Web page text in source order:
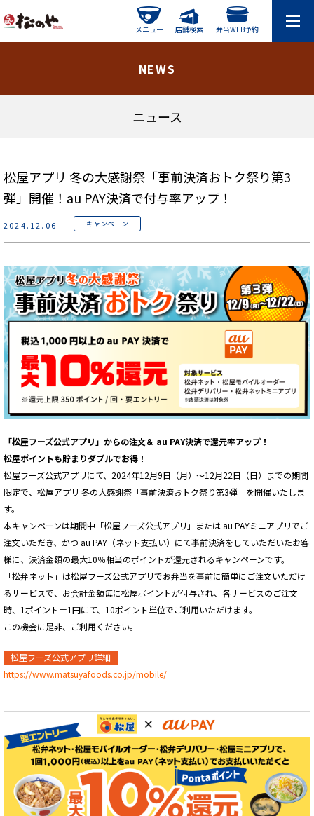
弁当WEB予約
店舗検索
メニュー
NEWS
ニュース
2024.12.06 キャンペーン
松屋アプリ 冬の大感謝祭「事前決済おトク祭り第3
弾」開催！au PAY決済で付与率アップ！
「松屋フーズ公式アプリ」からの注文＆ au PAY決済で還元率アップ！
松屋ポイントも貯まりダブルでお得！
松屋フーズ公式アプリにて、2024年12月9日（月）〜12月22日（日）までの期間
限定で、松屋アプリ 冬の大感謝祭「事前決済おトク祭り第3弾」を開催いたしま
す。
本キャンペーンは期間中「松屋フーズ公式アプリ」または au PAYミニアプリでご
注文いただき、かつ au PAY（ネット支払い）にて事前決済をしていただいたお客
様に、決済金額の最大10％相当のポイントが還元されるキャンペーンです。
「松弁ネット」は松屋フーズ公式アプリでお弁当を事前に簡単にご注文いただけ
るサービスで、お会計金額毎に松屋ポイントが付与され、各サービスのご注文
時、1ポイント＝1円にて、10ポイント単位でご利用いただけます。
この機会に是非、ご利用ください。
松屋フーズ公式アプリ詳細
https://www.matsuyafoods.co.jp/mobile/